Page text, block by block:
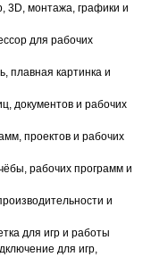
3D, монтажа, графики и
для рабочих
плавная картинка и
документов и рабочих
проектов и рабочих
рабочих программ и
и
для игр и работы
для игр,